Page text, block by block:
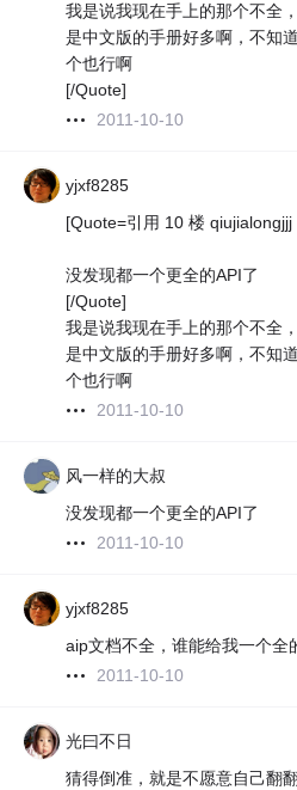
我是说我现在手上的那个不全
是中文版的手册好多啊，不知
个也行啊
[/Quote]
2011-10-10
yjxf8285
[Quote=引用 10 楼 qiujialongjjj
没发现都一个更全的API了
[/Quote]
我是说我现在手上的那个不全
是中文版的手册好多啊，不知
个也行啊
2011-10-10
风一样的大叔
没发现都一个更全的API了
2011-10-10
yjxf8285
aip文档不全，谁能给我一个全
2011-10-10
光曰不日
猜得倒准，就是不愿意自己翻翻